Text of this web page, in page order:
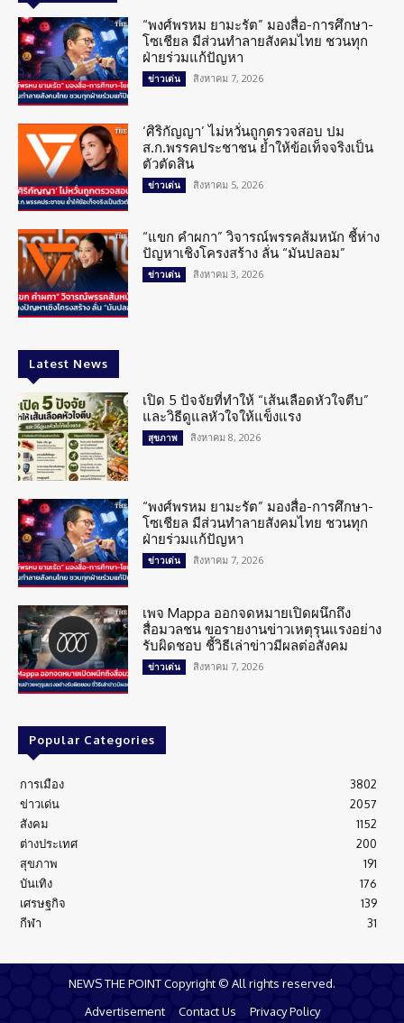
“พงศ์พรหม ยามะรัต” มองสื่อ-การศึกษา-
โซเชียล มีส่วนทำลายสังคมไทย ชวนทุก
ฝ่ายร่วมแก้ปัญหา
ข่าวเด่น สิงหาคม 7, 2026
‘ศิริกัญญา’ ไม่หวั่นถูกตรวจสอบ ปม
ส.ก.พรรคประชาชน ย้ำให้ข้อเท็จจริงเป็น
ตัวตัดสิน
ข่าวเด่น สิงหาคม 5, 2026
“แขก คำผกา” วิจารณ์พรรคส้มหนัก ชี้ห่าง
ปัญหาเชิงโครงสร้าง ลั่น “มันปลอม”
ข่าวเด่น สิงหาคม 3, 2026
Latest News
เปิด 5 ปัจจัยที่ทำให้ “เส้นเลือดหัวใจตีบ”
และวิธีดูแลหัวใจให้แข็งแรง
สุขภาพ สิงหาคม 8, 2026
“พงศ์พรหม ยามะรัต” มองสื่อ-การศึกษา-
โซเชียล มีส่วนทำลายสังคมไทย ชวนทุก
ฝ่ายร่วมแก้ปัญหา
ข่าวเด่น สิงหาคม 7, 2026
เพจ Mappa ออกจดหมายเปิดผนึกถึง
สื่อมวลชน ขอรายงานข่าวเหตุรุนแรงอย่าง
รับผิดชอบ ชี้วิธีเล่าข่าวมีผลต่อสังคม
ข่าวเด่น สิงหาคม 7, 2026
Popular Categories
การเมือง
3802
ข่าวเด่น
2057
สังคม
1152
ต่างประเทศ
200
สุขภาพ
191
บันเทิง
176
เศรษฐกิจ
139
กีฬา
31
NEWS THE POINT Copyright © All rights reserved.
Advertisement
Contact Us Privacy Policy